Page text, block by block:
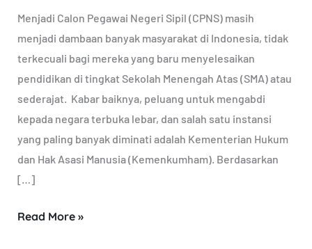
Menjadi Calon Pegawai Negeri Sipil (CPNS) masih
menjadi dambaan banyak masyarakat di Indonesia, tidak
terkecuali bagi mereka yang baru menyelesaikan
pendidikan di tingkat Sekolah Menengah Atas (SMA) atau
sederajat. Kabar baiknya, peluang untuk mengabdi
kepada negara terbuka lebar, dan salah satu instansi
yang paling banyak diminati adalah Kementerian Hukum
dan Hak Asasi Manusia (Kemenkumham). Berdasarkan
[…]
Read More »